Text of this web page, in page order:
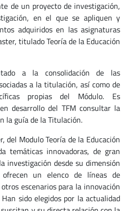
de un proyecto de investigación,
en el que se apliquen y
adquiridos en las asignaturas
titulado Teoría de la Educación
a la consolidación de las
a la titulación, así como de
propias del Módulo. Es
desarrollo del TFM consultar la
la guía de la Titulación.
del Modulo Teoría de la Educación
temáticas innovadoras, de gran
investigación desde su dimensión
ofrecen un elenco de líneas de
escenarios para la innovación
sido elegidos por la actualidad